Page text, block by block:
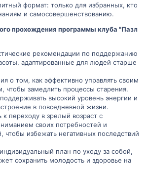
формат: только для избранных, кто
и самосовершенствованию.
прохождения программы клуба "Пазл
рекомендации по поддержанию
адаптированные для людей старше
о том, как эффективно управлять своим
чтобы замедлить процессы старения.
высокий уровень энергии и
в повседневной жизни.
к переходу в зрелый возраст с
своих потребностей и
чтобы избежать негативных последствий
план по уходу за собой,
сохранить молодость и здоровье на